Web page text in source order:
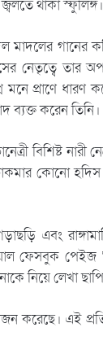
থাকা
মাদলের
নেতৃত্বে তার
মনে প্রাণে
ব্যক্ত করেন তিনি।
বিশিষ্ট নারী
কোনো
এবং
ফেসবুক
নিয়ে লেখা
এই